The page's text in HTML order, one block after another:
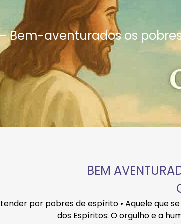
Bem-aventurados os
BEM
por pobres de espírito • Aquele que
dos Espíritos: O orgulho e a